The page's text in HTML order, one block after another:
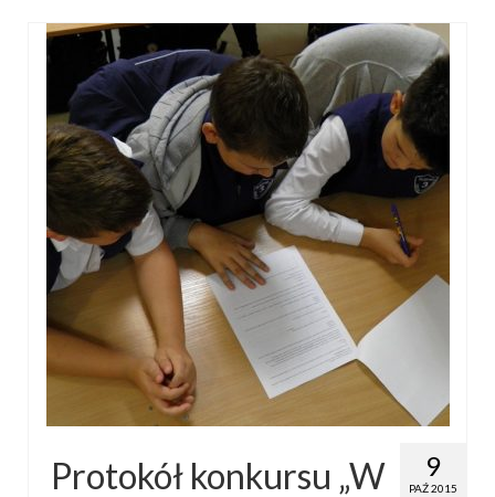
9
PAŹ 2015
Protokół konkursu „W